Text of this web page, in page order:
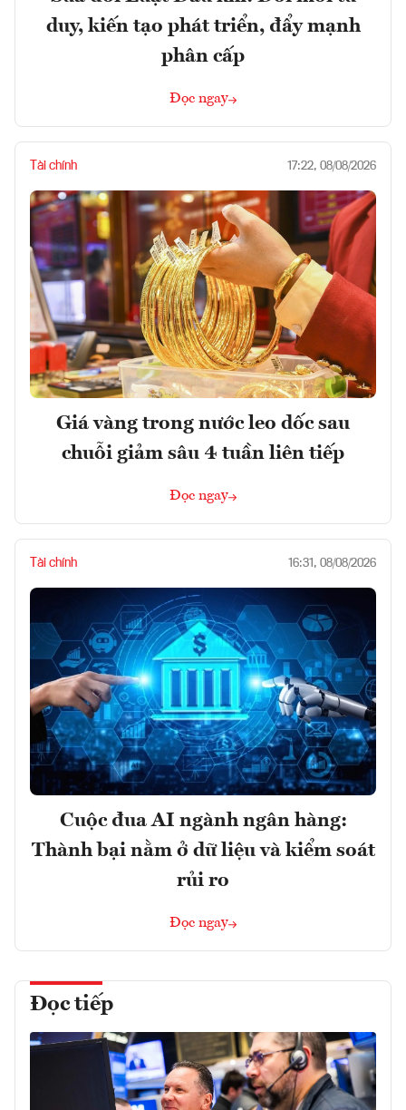
duy, kiến tạo phát triển, đẩy mạnh
phân cấp
Đọc ngay
Tài chính 17:22, 08/08/2026
Giá vàng trong nước leo dốc sau
chuỗi giảm sâu 4 tuần liên tiếp
Đọc ngay
Tài chính 16:31, 08/08/2026
Cuộc đua AI ngành ngân hàng:
Thành bại nằm ở dữ liệu và kiểm soát
rủi ro
Đọc ngay
Đọc tiếp